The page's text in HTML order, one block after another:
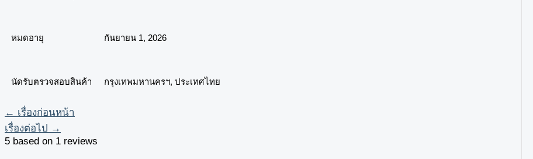
หมดอายุ กันยายน 1, 2026
นัดรับตรวจสอบสินค้า กรุงเทพมหานครฯ, ประเทศไทย
← เรื่องก่อนหน้า
เรื่องต่อไป →
5 based on 1 reviews